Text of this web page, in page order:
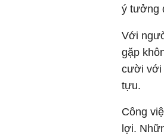
ý tưởng
Với
gặp
cười với
tựu.
Công
lợi.